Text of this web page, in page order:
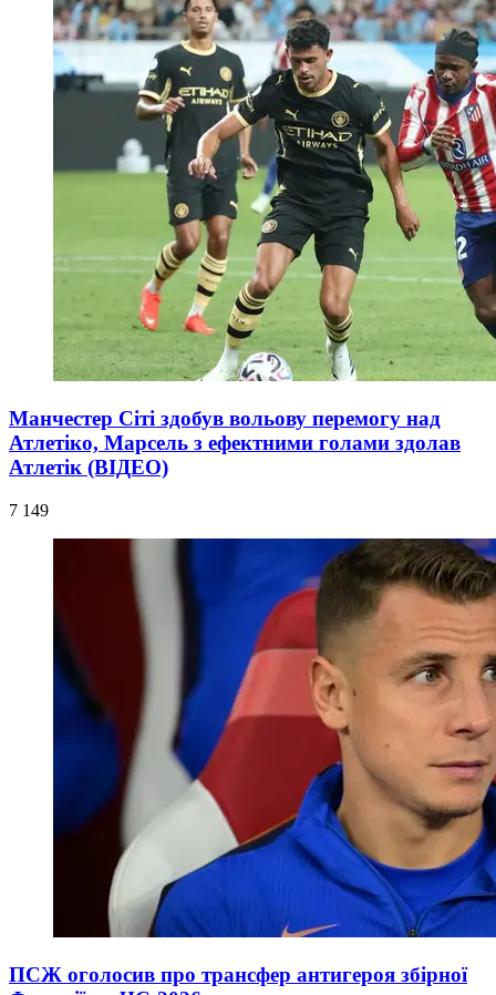
Манчестер Сіті здобув вольову перемогу над
Атлетіко, Марсель з ефектними голами здолав
Атлетік (ВІДЕО)
7 149
ПСЖ оголосив про трансфер антигероя збірної